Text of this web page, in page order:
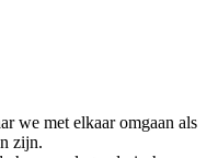
we met elkaar omgaan als
zijn.